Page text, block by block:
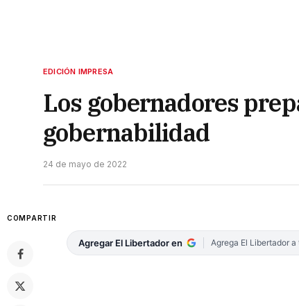
EDICIÓN IMPRESA
Los gobernadores
gobernabilidad
24 de mayo de 2022
COMPARTIR
Agregar El Libertador en Agrega El Libertador